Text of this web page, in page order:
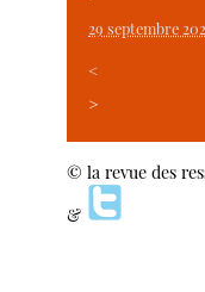
29 septembre
<
>
© la revue des
&